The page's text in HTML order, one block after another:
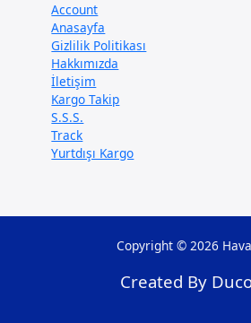
Account
Anasayfa
Gizlilik Politikası
Hakkımızda
İletişim
Kargo Takip
S.S.S.
Track
Yurtdışı Kargo
Copyright © 2026
Created By